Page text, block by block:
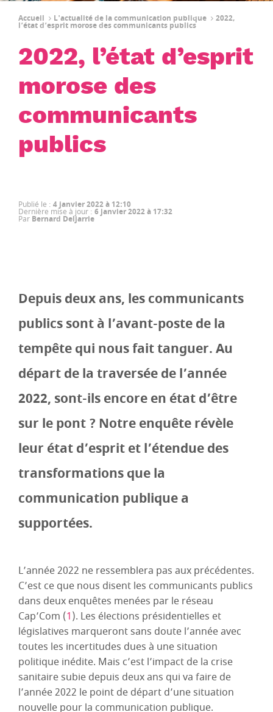
Accueil L'actualité de la communication publique 2022,
l’état d’esprit morose des communicants publics
2022, l’état d’esprit
morose des
communicants
publics
Publié le : 4 janvier 2022 à 12:10
Dernière mise à jour : 6 janvier 2022 à 17:32
Par Bernard Deljarrie
Depuis deux ans, les communicants
publics sont à l’avant-poste de la
tempête qui nous fait tanguer. Au
départ de la traversée de l’année
2022, sont-ils encore en état d’être
sur le pont ? Notre enquête révèle
leur état d’esprit et l’étendue des
transformations que la
communication publique a
supportées.
L’année 2022 ne ressemblera pas aux précédentes.
C’est ce que nous disent les communicants publics
dans deux enquêtes menées par le réseau
Cap’Com (1). Les élections présidentielles et
législatives marqueront sans doute l’année avec
toutes les incertitudes dues à une situation
politique inédite. Mais c’est l’impact de la crise
sanitaire subie depuis deux ans qui va faire de
l’année 2022 le point de départ d’une situation
nouvelle pour la communication publique.